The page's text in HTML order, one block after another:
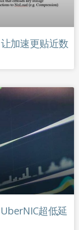
加速更贴近数
超低延